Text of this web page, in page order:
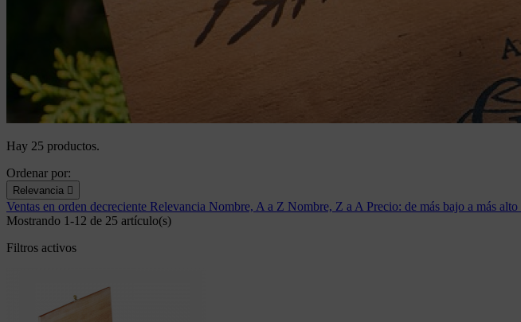
Hay 25 productos.
Ordenar por:
Relevancia 
Ventas en orden decreciente Relevancia Nombre, A a Z Nombre, Z a A Precio: de más bajo a más alto
Mostrando 1-12 de 25 artículo(s)
Filtros activos